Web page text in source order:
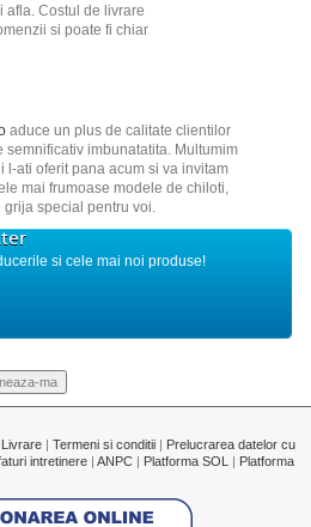
afla. Costul de livrare
si poate fi chiar
aduce un plus de calitate clientilor
semnificativ imbunatatita. Multumim
l-ati oferit pana acum si va invitam
mai frumoase modele de chiloti,
special pentru voi.
si cele mai noi produse!
Livrare Termeni si conditii
Prelucrarea datelor cu
intretinere ANPC Platforma SOL
Platforma